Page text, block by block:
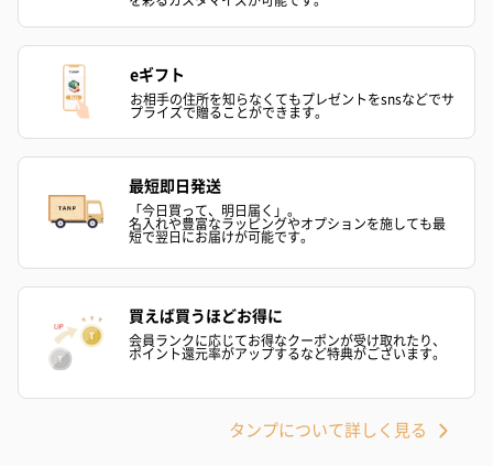
ゼリーバウム カット
（レモン＆紅茶）（432
麦わらパンダバウム
（バナナ味）（540円）
3層デザート
スキンケアグッズ
スキンケアグッズを同梱してお届けします。
eギフト
お相手の住所を知らなくてもプレゼントをsnsなどでサ
プライズで贈ることができます。
最短即日発送
「今日買って、明日届く」。
名入れや豊富なラッピングやオプションを施しても最
短で翌日にお届けが可能です。
買えば買うほどお得に
会員ランクに応じてお得なクーポンが受け取れたり、
ポイント還元率がアップするなど特典がございます。
タンプについて詳しく見る